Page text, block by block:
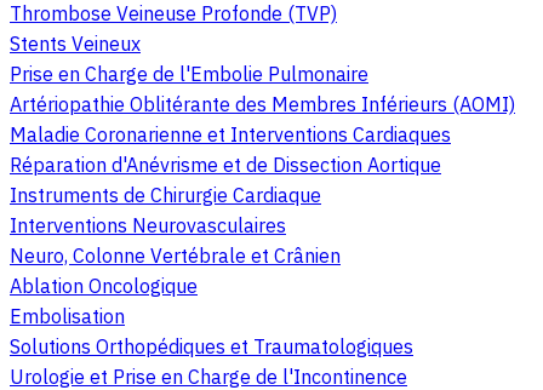
Thrombose Veineuse Profonde (TVP)
Stents Veineux
Prise en Charge de l'Embolie Pulmonaire
Artériopathie Oblitérante des Membres Inférieurs (AOMI)
Maladie Coronarienne et Interventions Cardiaques
Réparation d'Anévrisme et de Dissection Aortique
Instruments de Chirurgie Cardiaque
Interventions Neurovasculaires
Neuro, Colonne Vertébrale et Crânien
Ablation Oncologique
Embolisation
Solutions Orthopédiques et Traumatologiques
Urologie et Prise en Charge de l'Incontinence